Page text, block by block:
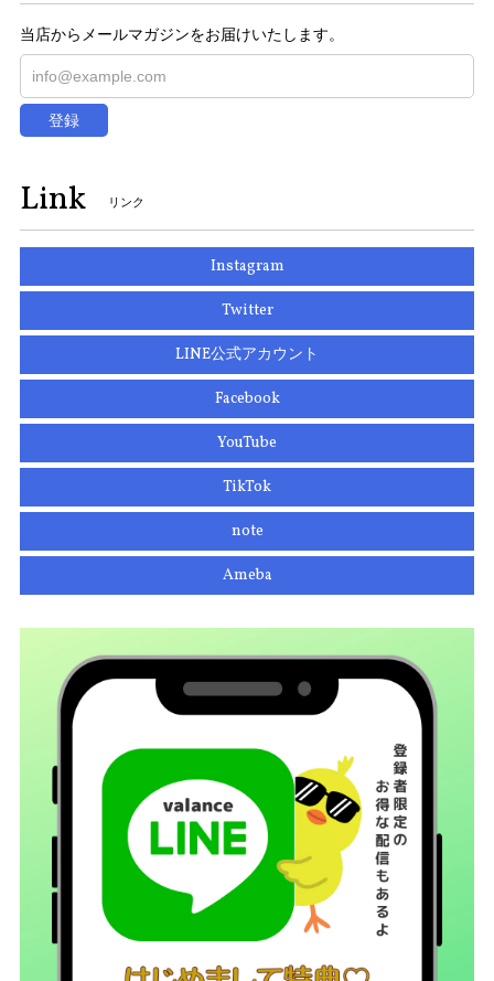
当店からメールマガジンをお届けいたします。
登録
Link リンク
Instagram
Twitter
LINE公式アカウント
Facebook
YouTube
TikTok
note
Ameba